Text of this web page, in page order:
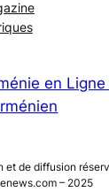
en Ligne
de diffusion